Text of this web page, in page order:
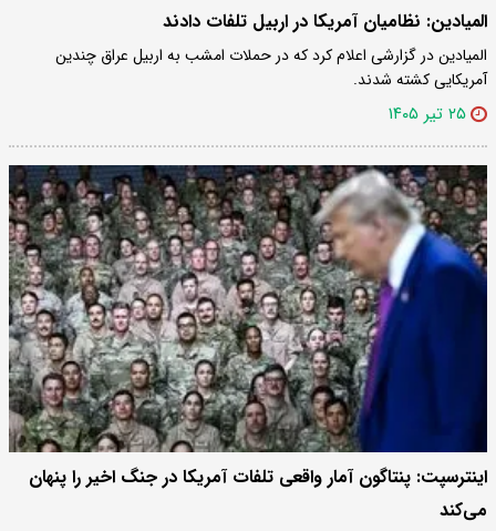
المیادین: نظامیان آمریکا در اربیل تلفات دادند
المیادین در گزارشی اعلام کرد که در حملات امشب به اربیل عراق چندین
آمریکایی کشته شدند.
۲۵ تیر ۱۴۰۵
اینترسپت: پنتاگون آمار واقعی تلفات آمریکا در جنگ اخیر را پنهان
می‌کند